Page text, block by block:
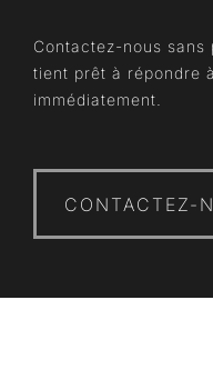
Contactez-nous sans
tient prêt à répondre
immédiatement.
CONTACTEZ-